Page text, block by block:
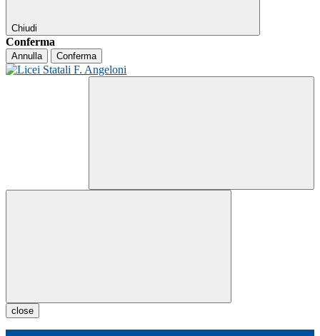
Chiudi
Conferma
Annulla Conferma
close